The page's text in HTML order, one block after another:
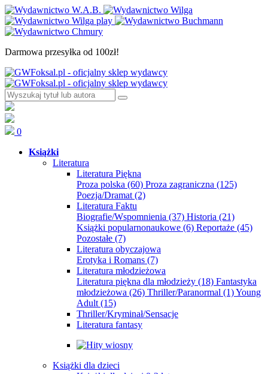
Darmowa przesyłka od 100zł!
0
Książki
Literatura
Literatura Piękna
Proza polska (60) Proza zagraniczna (125)
Poezja/Dramat (2)
Literatura Faktu
Biografie/Wspomnienia (37) Historia (21)
Książki popularnonaukowe (6) Reportaże (45)
Pozostałe (7)
Literatura obyczajowa
Erotyka i Romans (7)
Literatura młodzieżowa
Literatura piękna dla młodzieży (18) Fantastyka
młodzieżowa (26) Thriller/Paranormal (1)Young
Adult (15)
Thriller/Kryminał/Sensacje
Literatura fantasy
Książki dla dzieci